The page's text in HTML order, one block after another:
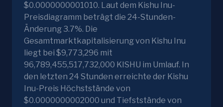
$0.0000000001010. Laut dem Kishu Inu-
Preisdiagramm beträgt die 24-Stunden-
Änderung 3.7%. Die
Gesamtmarktkapitalisierung von Kishu Inu
liegt bei $9,773,296 mit
96,789,455,517,732,000 KISHU im Umlauf. In
den letzten 24 Stunden erreichte der Kishu
Inu-Preis Höchststände von
$0.0000000002000 und Tiefststände von